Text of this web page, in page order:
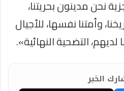
نحن مدينون بحريتنا،
وأمتنا نفسها، للأجيال
التضحية النهائية».
الخبر